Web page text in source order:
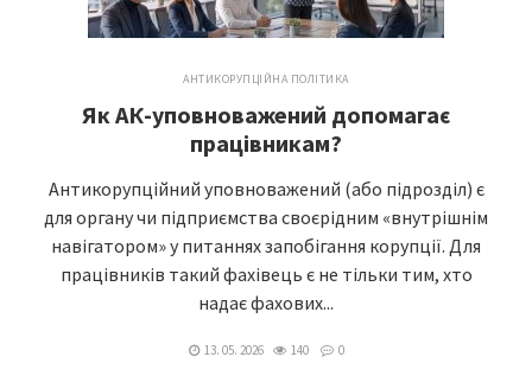
АНТИКОРУПЦІЙНА ПОЛІТИКА
Як АК-уповноважений допомагає
працівникам?
Антикорупційний уповноважений (або підрозділ) є
для органу чи підприємства своєрідним «внутрішнім
навігатором» у питаннях запобігання корупції. Для
працівників такий фахівець є не тільки тим, хто
надає фахових...
13. 05. 2026 140 0